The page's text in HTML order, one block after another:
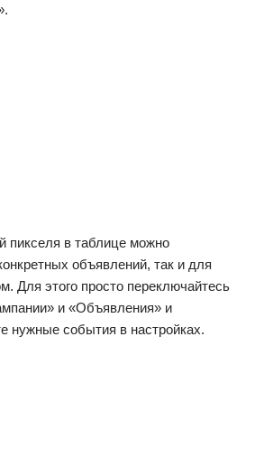
пикселя в таблице можно
объявлений, так и для
Для этого просто переключайтесь
и «Объявления» и
нужные события в настройках.